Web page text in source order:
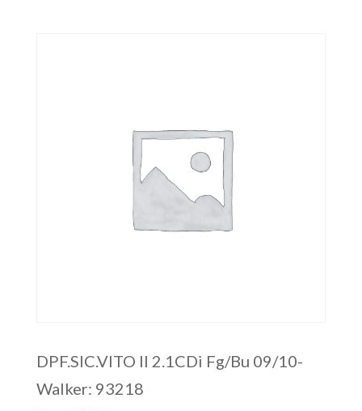
DPF.SIC.VITO II 2.1CDi Fg/Bu 09/10-
Walker: 93218